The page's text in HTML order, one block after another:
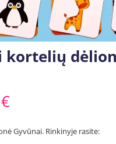
kortelių
€
Gyvūnai. Rinkinyje rasite: